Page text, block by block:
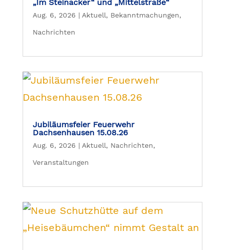
„Im Steinacker“ und „Mittelstraße“
Aug. 6, 2026 | Aktuell, Bekanntmachungen,
Nachrichten
Jubiläumsfeier Feuerwehr
Dachsenhausen 15.08.26
Aug. 6, 2026 | Aktuell, Nachrichten,
Veranstaltungen